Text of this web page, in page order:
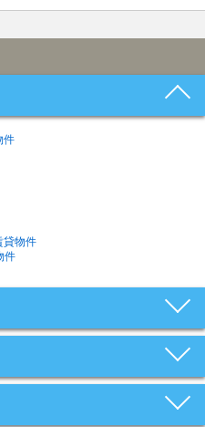
件
貸物件
件